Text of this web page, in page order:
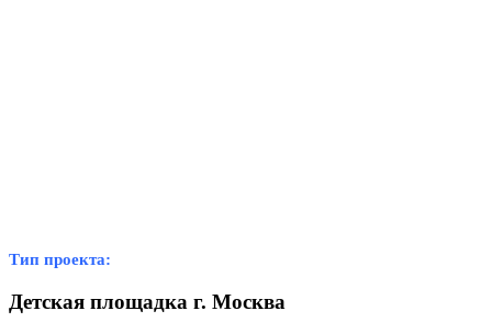
Тип проекта:
Детская площадка г. Москва